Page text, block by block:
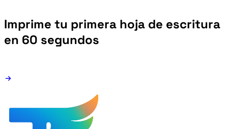
Imprime tu primera hoja de escritura
en 60 segundos